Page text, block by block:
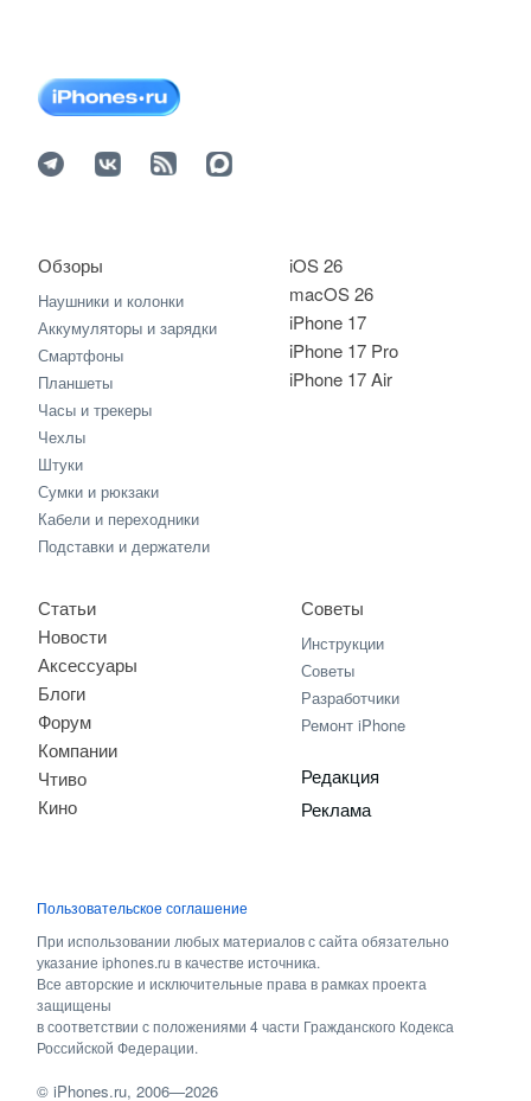
iOS 26
macOS 26
iPhone 17
iPhone 17 Pro
iPhone 17 Air
Обзоры
Наушники и колонки
Аккумуляторы и зарядки
Смартфоны
Планшеты
Часы и трекеры
Чехлы
Штуки
Сумки и рюкзаки
Кабели и переходники
Подставки и держатели
Статьи
Новости
Аксессуары
Блоги
Форум
Компании
Чтиво
Кино
Советы
Инструкции
Советы
Разработчики
Ремонт iPhone
Редакция
Реклама
Пользовательское соглашение
При использовании любых материалов с сайта обязательно
указание iphones.ru в качестве источника.
Все авторские и исключительные права в рамках проекта
защищены
в соответствии с положениями 4 части Гражданского Кодекса
Российской Федерации.
©iPhones.ru, 2006—2026